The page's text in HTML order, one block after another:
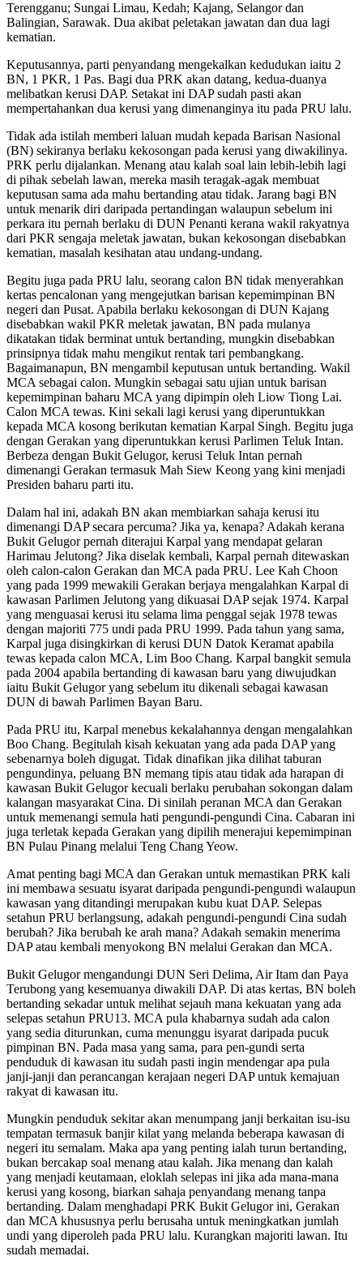
Terengganu; Sungai Limau, Kedah; Kajang, Selangor dan
Balingian, Sarawak. Dua akibat peletakan jawatan dan dua lagi
kematian.
Keputusannya, parti penyandang mengekalkan kedudukan iaitu 2
BN, 1 PKR, 1 Pas. Bagi dua PRK akan datang, kedua-duanya
melibatkan kerusi DAP. Setakat ini DAP sudah pasti akan
mempertahankan dua kerusi yang dimenanginya itu pada PRU lalu.
Tidak ada istilah memberi laluan mudah kepada Barisan Nasional
(BN) sekiranya berlaku kekosongan pada kerusi yang diwakilinya.
PRK perlu dijalankan. Menang atau kalah soal lain lebih-lebih lagi
di pihak sebelah lawan, mereka masih teragak-agak membuat
keputusan sama ada mahu bertanding atau tidak. Jarang bagi BN
untuk menarik diri daripada pertandingan walaupun sebelum ini
perkara itu pernah berlaku di DUN Penanti kerana wakil rakyatnya
dari PKR sengaja meletak jawatan, bukan kekosongan disebabkan
kematian, masalah kesihatan atau undang-undang.
Begitu juga pada PRU lalu, seorang calon BN tidak menyerahkan
kertas pencalonan yang mengejutkan barisan kepemimpinan BN
negeri dan Pusat. Apabila berlaku kekosongan di DUN Kajang
disebabkan wakil PKR meletak jawatan, BN pada mulanya
dikatakan tidak berminat untuk bertanding, mungkin disebabkan
prinsipnya tidak mahu mengikut rentak tari pembangkang.
Bagaimanapun, BN mengambil keputusan untuk bertanding. Wakil
MCA sebagai calon. Mungkin sebagai satu ujian untuk barisan
kepemimpinan baharu MCA yang dipimpin oleh Liow Tiong Lai.
Calon MCA tewas. Kini sekali lagi kerusi yang diperuntukkan
kepada MCA kosong berikutan kematian Karpal Singh. Begitu juga
dengan Gerakan yang diperuntukkan kerusi Parlimen Teluk Intan.
Berbeza dengan Bukit Gelugor, kerusi Teluk Intan pernah
dimenangi Gerakan termasuk Mah Siew Keong yang kini menjadi
Presiden baharu parti itu.
Dalam hal ini, adakah BN akan membiarkan sahaja kerusi itu
dimenangi DAP secara percuma? Jika ya, kenapa? Adakah kerana
Bukit Gelugor pernah diterajui Karpal yang mendapat gelaran
Harimau Jelutong? Jika diselak kembali, Karpal pernah ditewaskan
oleh calon-calon Gerakan dan MCA pada PRU. Lee Kah Choon
yang pada 1999 mewakili Gerakan berjaya mengalahkan Karpal di
kawasan Parlimen Jelutong yang dikuasai DAP sejak 1974. Karpal
yang menguasai kerusi itu selama lima penggal sejak 1978 tewas
dengan majoriti 775 undi pada PRU 1999. Pada tahun yang sama,
Karpal juga disingkirkan di kerusi DUN Datok Keramat apabila
tewas kepada calon MCA, Lim Boo Chang. Karpal bangkit semula
pada 2004 apabila bertanding di kawasan baru yang diwujudkan
iaitu Bukit Gelugor yang sebelum itu dikenali sebagai kawasan
DUN di bawah Parlimen Bayan Baru.
Pada PRU itu, Karpal menebus kekalahannya dengan mengalahkan
Boo Chang. Begitulah kisah kekuatan yang ada pada DAP yang
sebenarnya boleh digugat. Tidak dinafikan jika dilihat taburan
pengundinya, peluang BN memang tipis atau tidak ada harapan di
kawasan Bukit Gelugor kecuali berlaku perubahan sokongan dalam
kalangan masyarakat Cina. Di sinilah peranan MCA dan Gerakan
untuk memenangi semula hati pengundi-pengundi Cina. Cabaran ini
juga terletak kepada Gerakan yang dipilih menerajui kepemimpinan
BN Pulau Pinang melalui Teng Chang Yeow.
Amat penting bagi MCA dan Gerakan untuk memastikan PRK kali
ini membawa sesuatu isyarat daripada pengundi-pengundi walaupun
kawasan yang ditandingi merupakan kubu kuat DAP. Selepas
setahun PRU berlangsung, adakah pengundi-pengundi Cina sudah
berubah? Jika berubah ke arah mana? Adakah semakin menerima
DAP atau kembali menyokong BN melalui Gerakan dan MCA.
Bukit Gelugor mengandungi DUN Seri Delima, Air Itam dan Paya
Terubong yang kesemuanya diwakili DAP. Di atas kertas, BN boleh
bertanding sekadar untuk melihat sejauh mana kekuatan yang ada
selepas setahun PRU13. MCA pula khabarnya sudah ada calon
yang sedia diturunkan, cuma menunggu isyarat daripada pucuk
pimpinan BN. Pada masa yang sama, para pen-gundi serta
penduduk di kawasan itu sudah pasti ingin mendengar apa pula
janji-janji dan perancangan kerajaan negeri DAP untuk kemajuan
rakyat di kawasan itu.
Mungkin penduduk sekitar akan menumpang janji berkaitan isu-isu
tempatan termasuk banjir kilat yang melanda beberapa kawasan di
negeri itu semalam. Maka apa yang penting ialah turun bertanding,
bukan bercakap soal menang atau kalah. Jika menang dan kalah
yang menjadi keutamaan, eloklah selepas ini jika ada mana-mana
kerusi yang kosong, biarkan sahaja penyandang menang tanpa
bertanding. Dalam menghadapi PRK Bukit Gelugor ini, Gerakan
dan MCA khususnya perlu berusaha untuk meningkatkan jumlah
undi yang diperoleh pada PRU lalu. Kurangkan majoriti lawan. Itu
sudah memadai.